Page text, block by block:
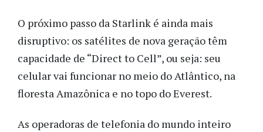
O próximo passo da Starlink é ainda mais
disruptivo: os satélites de nova geração têm
capacidade de “Direct to Cell”, ou seja: seu
celular vai funcionar no meio do Atlântico, na
floresta Amazônica e no topo do Everest.
As operadoras de telefonia do mundo inteiro